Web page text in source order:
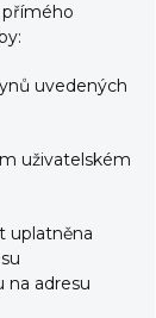
přímého
uvedených
na adresu